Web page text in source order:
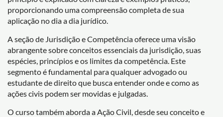
proporcionando uma compreensão completa de sua
aplicação no dia a dia jurídico.
A seção de Jurisdição e Competência oferece uma visão
abrangente sobre conceitos essenciais da jurisdição, suas
espécies, princípios e os limites da competência. Este
segmento é fundamental para qualquer advogado ou
estudante de direito que busca entender onde e como as
ações civis podem ser movidas e julgadas.
O curso também aborda a Ação Civil, desde seu conceito e